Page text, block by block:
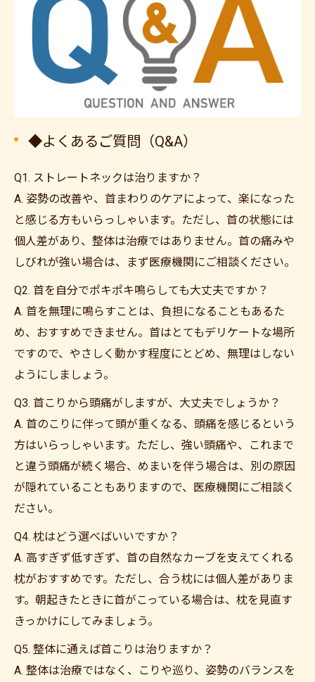
◆よくあるご質問（Q&A）
Q1. ストレートネックは治りますか？
A. 姿勢の改善や、首まわりのケアによって、楽になった
と感じる方もいらっしゃいます。ただし、首の状態には
個人差があり、整体は治療ではありません。首の痛みや
しびれが強い場合は、まず医療機関にご相談ください。
Q2. 首を自分でポキポキ鳴らしても大丈夫ですか？
A. 首を無理に鳴らすことは、負担になることもあるた
め、おすすめできません。首はとてもデリケートな場所
ですので、やさしく動かす程度にとどめ、無理はしない
ようにしましょう。
Q3. 首こりから頭痛がしますが、大丈夫でしょうか？
A. 首のこりに伴って頭が重くなる、頭痛を感じるという
方はいらっしゃいます。ただし、強い頭痛や、これまで
と違う頭痛が続く場合、めまいを伴う場合は、別の原因
が隠れていることもありますので、医療機関にご相談く
ださい。
Q4. 枕はどう選べばいいですか？
A. 高すぎず低すぎず、首の自然なカーブを支えてくれる
枕がおすすめです。ただし、合う枕には個人差がありま
す。朝起きたときに首がこっている場合は、枕を見直す
きっかけにしてみましょう。
Q5. 整体に通えば首こりは治りますか？
A. 整体は治療ではなく、こりや巡り、姿勢のバランスを